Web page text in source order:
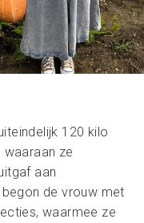
120 kilo
ze
aan
de vrouw met
waarmee ze